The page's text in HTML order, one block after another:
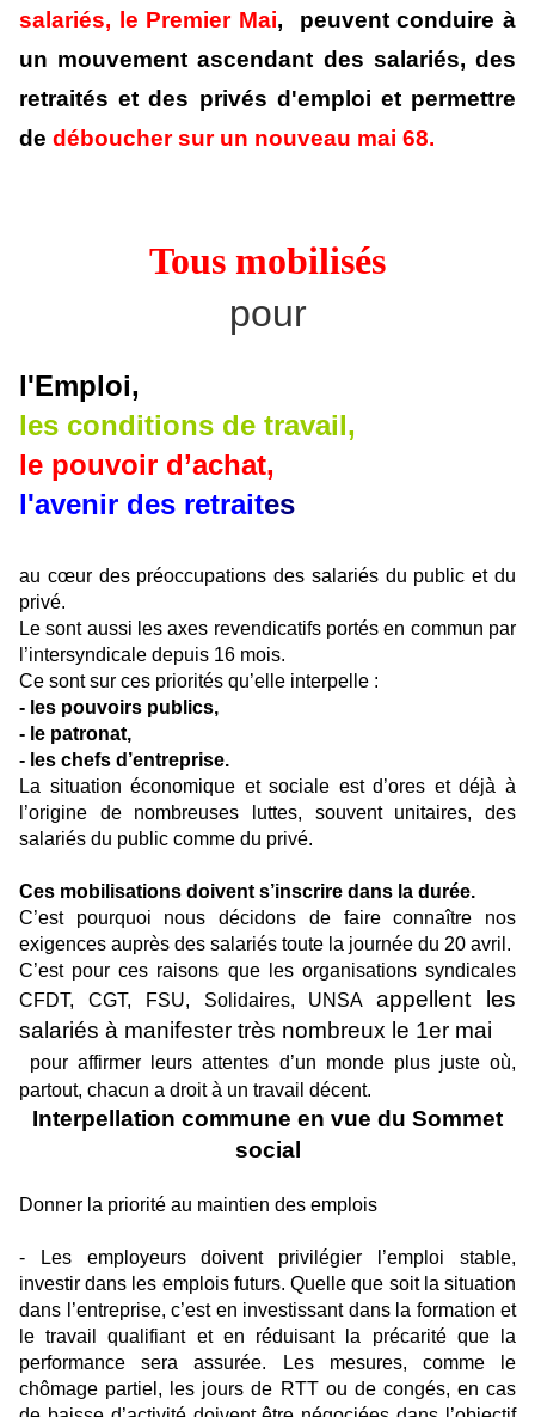
salariés, le Premier Mai, peuvent conduire à
un mouvement ascendant des salariés, des
retraités et des privés d'emploi et permettre
de déboucher sur un nouveau mai 68.
Tous mobilisés
pour
l'Emploi,
les conditions de travail,
le pouvoir d’achat,
l'avenir des retraites
au cœur des préoccupations des salariés du public et du
privé.
Le sont aussi les axes revendicatifs portés en commun par
l’intersyndicale depuis 16 mois.
Ce sont sur ces priorités qu’elle interpelle :
- les pouvoirs publics,
- le patronat,
- les chefs d’entreprise.
La situation économique et sociale est d’ores et déjà à
l’origine de nombreuses luttes, souvent unitaires, des
salariés du public comme du privé.
Ces mobilisations doivent s’inscrire dans la durée.
C’est pourquoi nous décidons de faire connaître nos
exigences auprès des salariés toute la journée du 20 avril.
C’est pour ces raisons que les organisations syndicales
CFDT, CGT, FSU, Solidaires, UNSA
appellent les
salariés à manifester très nombreux le 1er mai
pour affirmer leurs attentes d’un monde plus juste où,
partout, chacun a droit à un travail décent.
Interpellation commune en vue du Sommet
social
Donner la priorité au maintien des emplois
- Les employeurs doivent privilégier l’emploi stable,
investir dans les emplois futurs. Quelle que soit la situation
dans l’entreprise, c’est en investissant dans la formation et
le travail qualifiant et en réduisant la précarité que la
performance sera assurée. Les mesures, comme le
chômage partiel, les jours de RTT ou de congés, en cas